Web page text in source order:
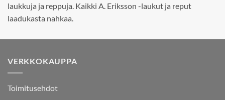
laukkuja ja reppuja. Kaikki A. Eriksson -laukut ja reput
laadukasta nahkaa.
VERKKOKAUPPA
Toimitusehdot